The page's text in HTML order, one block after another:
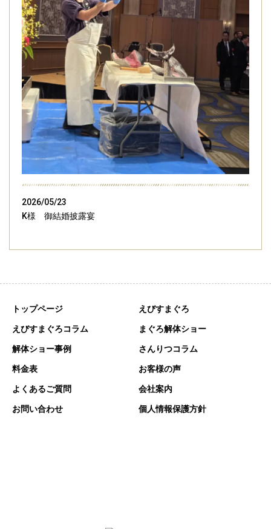
2026/05/23
K様 御結婚披露宴
トップページ えびすまぐろ
えびすまぐろコラム まぐろ解体ショー
解体ショー事例 さんりつコラム
料金表 お客様の声
よくあるご質問 会社案内
お問い合わせ 個人情報保護方針